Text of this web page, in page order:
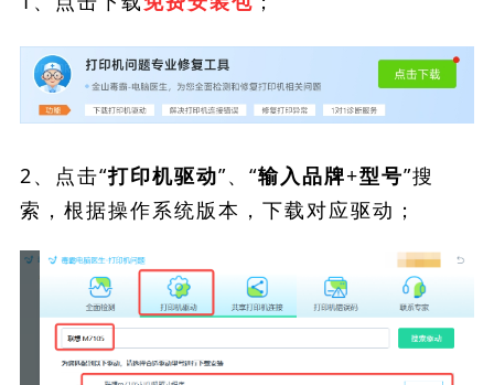
2、点击“打印机驱动”、“输入品牌+型号”搜
索，根据操作系统版本，下载对应驱动；